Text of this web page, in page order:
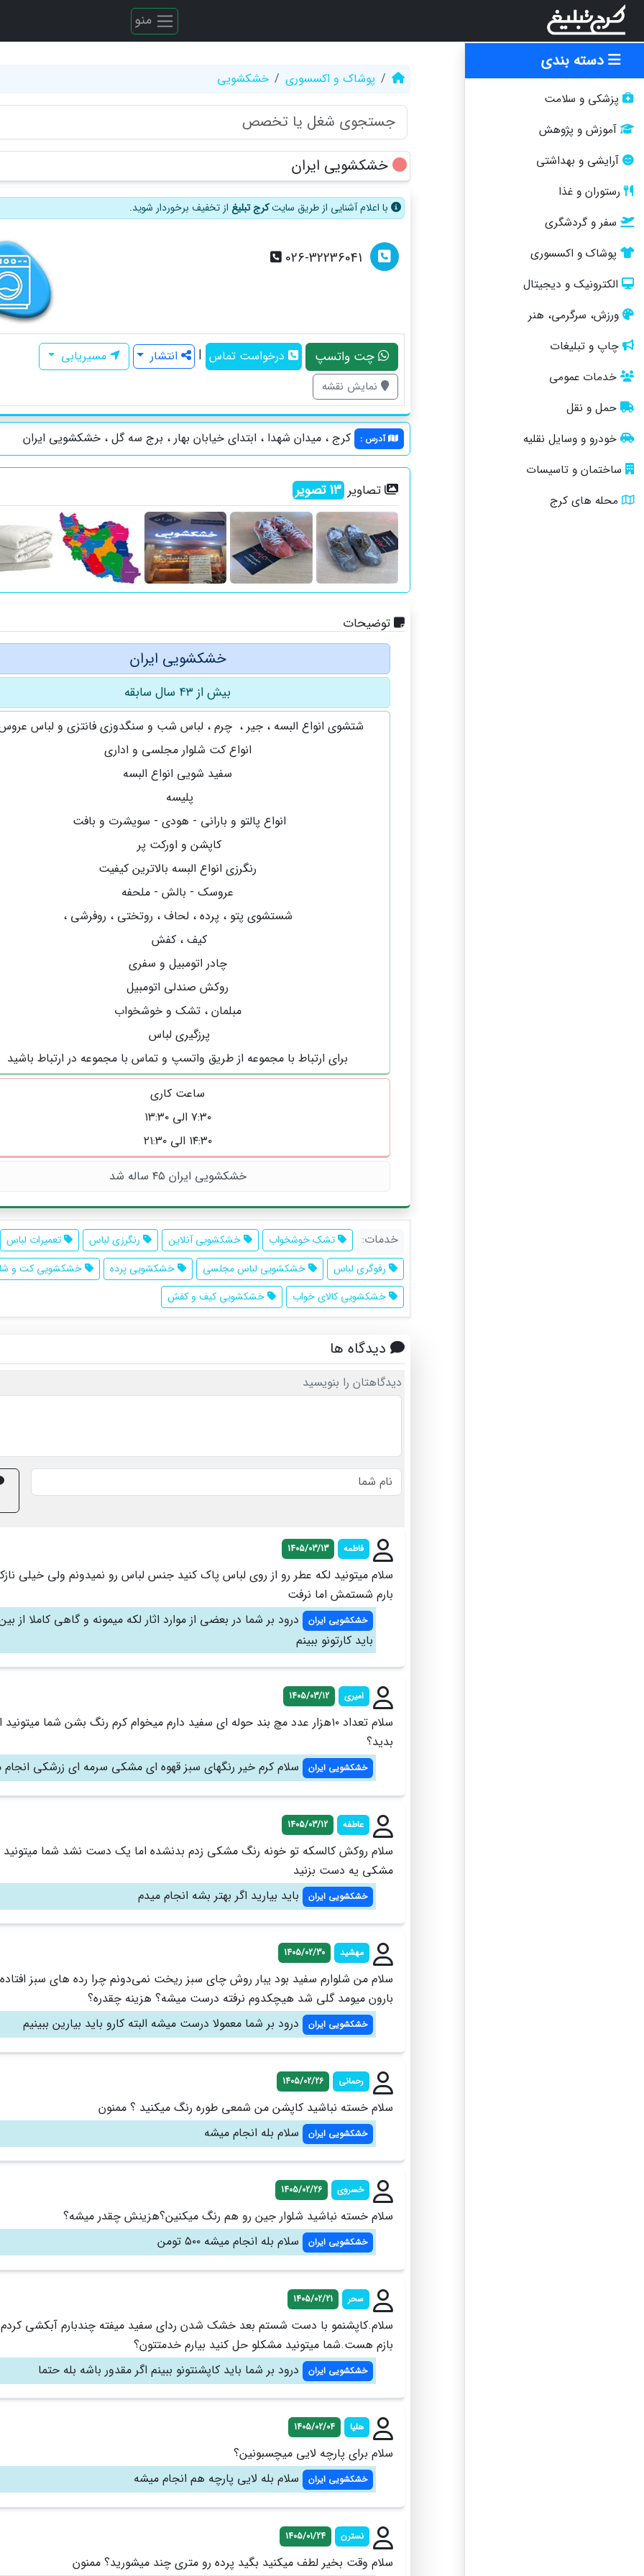
منو
دسته بندی
پزشکی و سلامت
آموزش و پژوهش
آرایشی و بهداشتی
رستوران و غذا
سفر و گردشگری
پوشاک و اکسسوری
الکترونیک و دیجیتال
ورزش، سرگرمی، هنر
چاپ و تبلیغات
خدمات عمومی
حمل و نقل
خودرو و وسایل نقلیه
ساختمان و تاسیسات
محله های کرج
پوشاک و اکسسوری خشکشویی
خشکشویی ایران
با اعلام آشنایی از طریق سایتکرج تبلیغ از تخفیف برخوردار شوید.
026-32236041
چت واتسپ درخواست تماس | انتشار مسیریابی
نمایش نقشه
آدرس : کرج ، میدان شهدا ، ابتدای خیابان بهار ، برج سه گل ، خشکشویی ایران
تصاویر 13تصویر
توضیحات
خشکشویی ایران
بیش از ۴۳ سال سابقه
شتشوی انواع البسه ، جیر ، چرم ، لباس شب و سنگدوزي فانتزي و لباس
انواع كت شلوار مجلسي و اداري
سفيد شويي انواع البسه
پليسه
انواع پالتو و بارانی - هودی - سویشرت و بافت
كاپشن و اوركت پر
رنگرزي انواع البسه بالاترين كيفيت
عروسك - بالش - ملحفه
شستشوی پتو ، پرده ، لحاف ، روتختی ، روفرشی ،
کیف ، کفش
چادر اتومبیل و سفری
روکش صندلی اتومبیل
مبلمان ، تشک و خوشخواب
پرزگیری لباس
برای ارتباط با مجموعه از طریق واتسپ و تماس با مجموعه در ارتباط باشید
ساعت کاری
۷:۳۰ الی ۱۳:۳۰
۱۴:۳۰ الی ۲۱:۳۰
خشکشویی ایران ۴۵ ساله شد
خدمات: تشک خوشخواب خشکشویی آنلاین رنگرزی لباس
تعمیرات لباس
رفوگری لباس
خشکشویی لباس مجلسی خشکشویی پرده
خشکشویی کت و
خشکشویی کالای خواب
خشکشویی کیف و کفش
دیدگاه ها
دیدگاهتان را بنویسید
فاطمه 1405/03/13
سلام میتونید لکه عطر رو از روی لباس پاک کنید جنس لباس رو نمیدونم ولی خیلی
بارم شستمش اما نرفت
خشکشویی ایران
درود بر شما در بعضی از موارد اثار لکه میمونه و گاهی کاملا از
باید کارتونو ببینم
امیری 1405/03/12
سلام تعداد ۱۰هزار عدد مچ بند حوله ای سفید دارم میخوام کرم رنگ بشن شما میتونید
بدید؟
خشکشویی ایران سلام کرم خیر رنگهای سبز قهوه ای مشکی سرمه ای زرشکی
عاطفه 1405/03/12
سلام روکش کالسکه تو خونه رنگ مشکی زدم بدنشده اما یک دست نشد شما
مشکی یه دست بزنید
خشکشویی ایران باید بیارید اگر بهتر بشه انجام میدم
مهشید 1405/02/30
سلام من شلوارم سفید بود یبار روش چای سبز ریخت نمی‌دونم چرا رده های سبز افتاده
بارون میومد گلی شد هیچکدوم نرفته درست میشه؟ هزینه چقدره؟
خشکشویی ایران درود بر شما معمولا درست ميشه البته كارو بايد بيارين ببينيم
رحمانی 1405/02/26
سلام خسته نباشید کاپشن من شمعی طوره رنگ میکنید ؟ ممنون
خشکشویی ایران سلام بله انجام میشه
خسروی 1405/02/26
سلام خسته نباشید شلوار جین رو هم رنگ میکنین؟هزینش چقدر میشه؟
خشکشویی ایران سلام بله انجام میشه ۵۰۰ تومن
سحر 1405/02/21
سلام‌.کاپشنمو با دست شستم بعد خشک شدن ردای سفید میفته چندبارم آبکشی
بازم هست.شما میتونید مشکلو حل کنید بیارم خدمتتون؟
خشکشویی ایران درود بر شما باید کاپشنتونو ببینم اگر مقدور باشه بله حتما
هلیا 1405/02/04
سلام برای پارچه لایی میچسبونین؟
خشکشویی ایران سلام بله لایی پارچه هم انجام میشه
نسترن 1405/01/24
سلام وقت بخیر لطف میکنید بگید پرده رو متری چند میشورید؟ ممنون